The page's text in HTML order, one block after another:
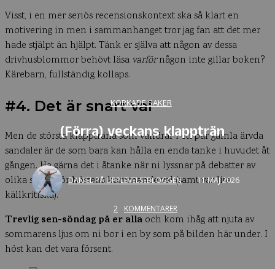
KORKADE SAKER
(Förra) veckans klappträn
DANIEL PÅ UPPLEVELSEBLOGGEN 11 MAJ 2026
2 KOMMENTARER
Visst, i en mer seriös recensionskontext ska så klart en
motivering in men i sammanhanget tror jag fan att det mer
hade stjälpt än hjälpt. Tänk er själva att någon av dessa
drivhusblommor behövt läsa varförnågon inte gillar boken?
Kärebarn, fullständig kollaps.
#4. Det är snart val
Men de största klappträna som vandrar i ett par gamla ärvda
sandaler är de som bara kan hålla en enda tanke i huvudet åt
gången. Ha gärna det i åtanke när ni lyssnar på debatter av
olika slag inför höstens kommande val (samt var lite
källkritiska).
Trevlig sen-söndag på er alla och kom ihåg att njuta av
sommarens ljus om ni bor i en by som på bilden här under. I
höst kan det vara försent.